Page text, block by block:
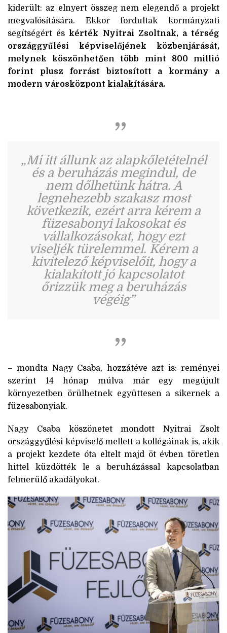
kiderült: az elnyert összeg nem elegendő a projekt
megvalósítására. Ekkor fordultak kormányzati
segítségért és kérték Nyitrai Zsoltnak, a térség
országgyűlési képviselőjének közbenjárását,
melynek köszönhetően több mint 800 millió
forint plusz forrást biztosított a kormány a
modern városközpont kialakítására.
„Mi itt állunk az alapkőletételnél
és a beruházás megindul, de
nem dőlhetünk hátra. A
legnehezebb szakasz most
következik, ezért arra kérem a
füzesabonyi lakosokat és
vállalkozásokat, hogy ezt
viseljék türelemmel. Kérem a
kivitelező képviselőit, hogy a
kialakított jó kapcsolatot
őrizzük meg a beruházás
végéig”
– mondta Nagy Csaba, hozzátéve azt is: reményei
szerint 14 hónap múlva már egy megújult
környezetben örülhetnek együttesen a sikernek a
füzesabonyiak.
Nagy Csaba köszönetet mondott Nyitrai Zsolt
országgyűlési képviselő mellett a kollégáinak is, akik
a projekt kezdete óta eltelt majd öt évben töretlen
hittel küzdötték le a beruházással kapcsolatban
felmerülő akadályokat.